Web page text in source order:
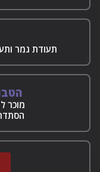
תעודת גמר
מוכר